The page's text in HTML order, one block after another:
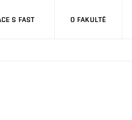
S FAST O FAKULTĚ